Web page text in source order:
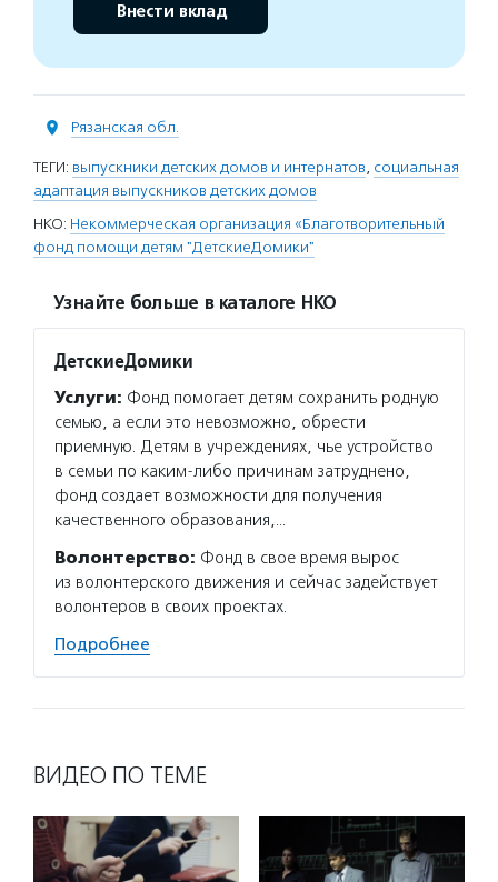
Внести вклад
Рязанская обл.
ТЕГИ: выпускники детских домов и интернатов, социальная
адаптация выпускников детских домов
НКО: Некоммерческая организация «Благотворительный
фонд помощи детям "ДетскиеДомики"
Узнайте больше в каталоге НКО
ДетскиеДомики
Услуги: Фонд помогает детям сохранить родную
семью, а если это невозможно, обрести
приемную. Детям в учреждениях, чье устройство
в семьи по каким-либо причинам затруднено,
фонд создает возможности для получения
качественного образования,…
Волонтерство: Фонд в свое время вырос
из волонтерского движения и сейчас задействует
волонтеров в своих проектах.
Подробнее
ВИДЕО ПО ТЕМЕ